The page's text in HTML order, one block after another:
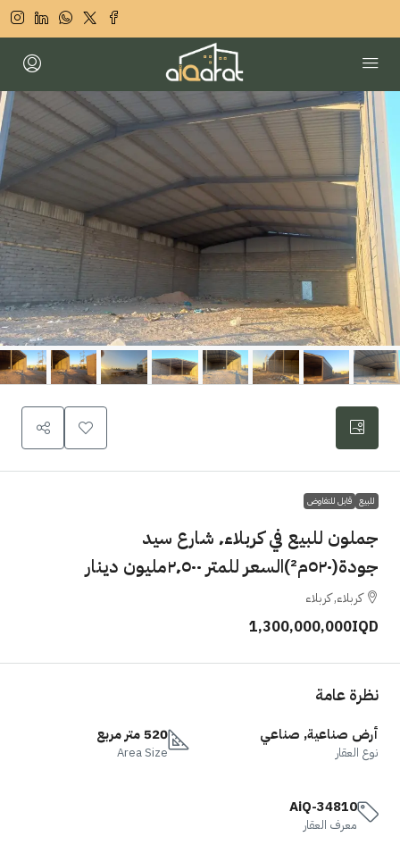
للبيع قابل للتفاوض
جملون للبيع في كربلاء٬ شارع سيد
جودة(٥٢٠م²)السعر للمتر ٢٬٥٠٠مليون دينار
كربلاء, كربلاء
1,300,000,000IQD
نظرة عامة
أرض صناعية, صناعي
نوع العقار
520 متر مربع
Area Size
AiQ-34810
معرف العقار